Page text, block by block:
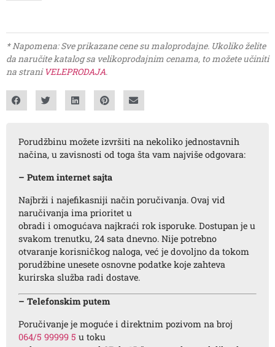
* Napomena: Sve prikazane cene su maloprodajne. Ukoliko želite
da naručite katalog sa velikoprodajnim cenama, to možete učiniti
na straniVELEPRODAJA.
Porudžbinu možete izvršiti na nekoliko jednostavnih
načina, u zavisnosti od toga šta vam najviše odgovara:
– Putem internet sajta
Najbrži i najefikasniji način poručivanja. Ovaj vid
naručivanja ima prioritet u
obradi i omogućava najkraći rok isporuke. Dostupan je u
svakom trenutku, 24 sata dnevno. Nije potrebno
otvaranje korisničkog naloga, već je dovoljno da tokom
porudžbine unesete osnovne podatke koje zahteva
kurirska služba radi dostave.
– Telefonskim putem
Poručivanje je moguće i direktnim pozivom na broj
064/5 99999 5 u toku